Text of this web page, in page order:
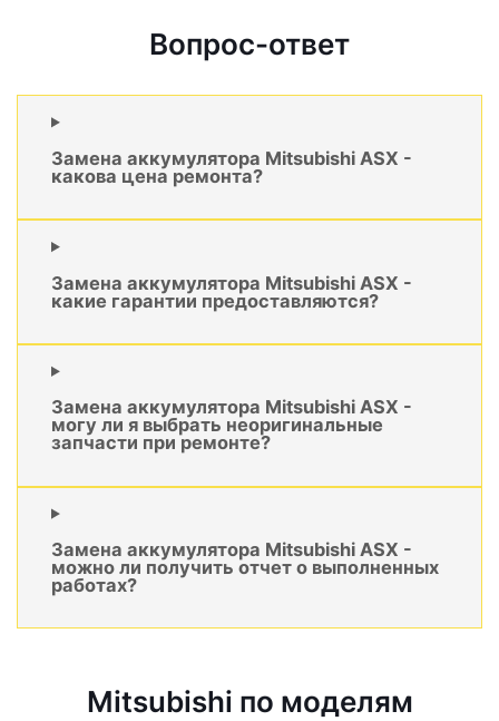
Вопрос-ответ
Замена аккумулятора Mitsubishi ASX -
какова цена ремонта?
Замена аккумулятора Mitsubishi ASX -
какие гарантии предоставляются?
Замена аккумулятора Mitsubishi ASX -
могу ли я выбрать неоригинальные
запчасти при ремонте?
Замена аккумулятора Mitsubishi ASX -
можно ли получить отчет о выполненных
работах?
Mitsubishi по моделям